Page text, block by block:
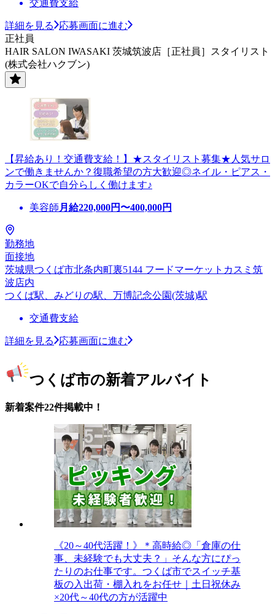
交通費支給
詳細を見る
応募画面に進む
正社員
HAIR SALON IWASAKI 茨城筑波店［正社員］スタイリスト
(株式会社ハクブン)
【昇給あり！交通費支給！】★スタイリスト募集★人気サロ
ンで働きませんか？復職希望の方大歓迎◎ネイル・ピアス・
カラーOKで自分らしく働けます♪
美容師 月給220,000円〜400,000円
勤務地
面接地
茨城県つくば市北条内町裏5144 フードマーケットカスミ筑
波店内
つくば駅、みどりの駅、万博記念公園(茨城)駅
交通費支給
詳細を見る 応募画面に進む
つくば市の新着アルバイト
新着案件22件掲載中！
《20～40代活躍！》＊高時給◎「倉庫の仕
事、未経験でも大丈夫？」そんな方にぴっ
たりのお仕事です。つくば市でスイッチ基
板の入出荷・棚入れをお任せ｜土日祝休み
×20代～40代の方が活躍中